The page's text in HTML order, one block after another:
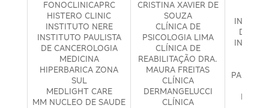
FONOCLINICAPRC
HISTERO CLINIC
INSTITUTO NERE
INSTITUTO PAULISTA
DE CANCEROLOGIA
MEDICINA
HIPERBARICA ZONA
SUL
MEDLIGHT CARE
MM NUCLEO DE SAUDE
CRISTINA XAVIER DE
SOUZA
CLÍNICA DE
PSICOLOGIA LIMA
CLÍNICA DE
REABILITAÇÃO DRA.
MAURA FREITAS
CLÍNICA
DERMANGELUCCI
CLÍNICA
DE
PAULO